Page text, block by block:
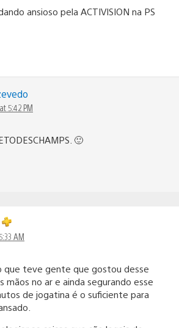
ansioso pela ACTIVISION na PS
5:42 PM
🙂
AM
que teve gente que gostou desse
mãos no ar e ainda segurando esse
de jogatina é o suficiente para